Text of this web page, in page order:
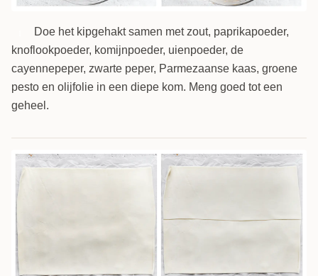
Doe het kipgehakt samen met zout, paprikapoeder,
knoflookpoeder, komijnpoeder, uienpoeder, de
cayennepeper, zwarte peper, Parmezaanse kaas, groene
pesto en olijfolie in een diepe kom. Meng goed tot een
geheel.